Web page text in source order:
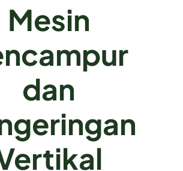
Mesin
dan